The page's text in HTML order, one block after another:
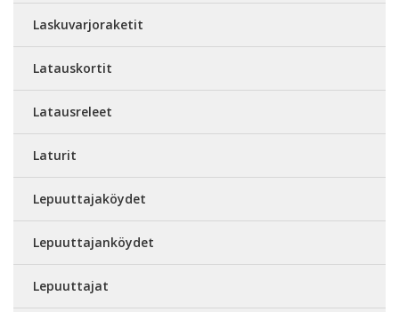
Laskuvarjoraketit
Latauskortit
Latausreleet
Laturit
Lepuuttajaköydet
Lepuuttajanköydet
Lepuuttajat